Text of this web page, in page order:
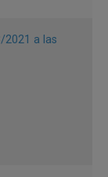
2021 a las